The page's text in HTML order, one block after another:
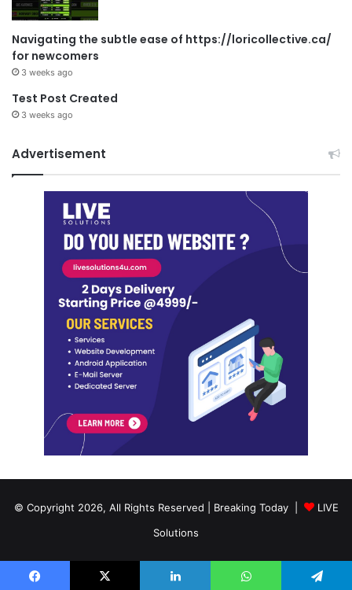
Navigating the subtle ease of https://loricollective.ca/
for newcomers
3 weeks ago
Test Post Created
3 weeks ago
Advertisement
© Copyright 2026, All Rights Reserved | Breaking Today |
LIVE
Solutions